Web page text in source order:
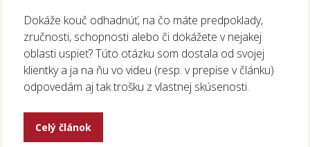
Dokáže kouč odhadnúť, na čo máte predpoklady,
zručnosti, schopnosti alebo či dokážete v nejakej
oblasti uspieť? Túto otázku som dostala od svojej
klientky a ja na ňu vo videu (resp. v prepise v článku)
odpovedám aj tak trošku z vlastnej skúsenosti.
Celý článok